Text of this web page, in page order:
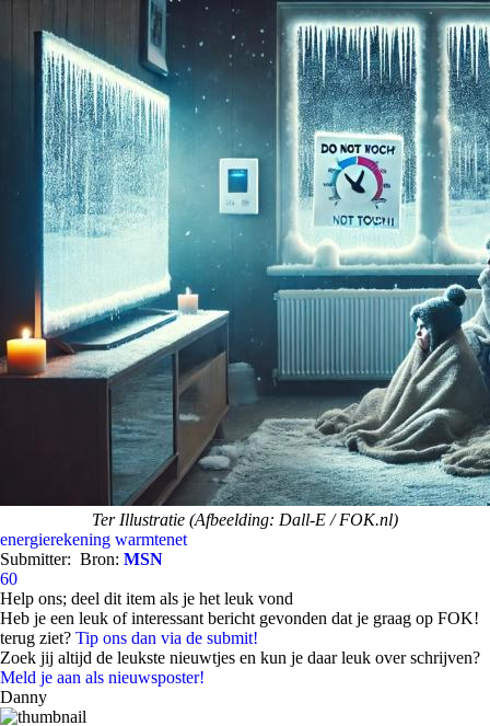
Ter Illustratie (Afbeelding: Dall-E / FOK.nl)
energierekening warmtenet
Submitter: Bron: MSN
60
Help ons; deel dit item als je het leuk vond
Heb je een leuk of interessant bericht gevonden dat je graag op FOK!
terug ziet? Tip ons dan via de submit!
Zoek jij altijd de leukste nieuwtjes en kun je daar leuk over schrijven?
Meld je aan als nieuwsposter!
Danny